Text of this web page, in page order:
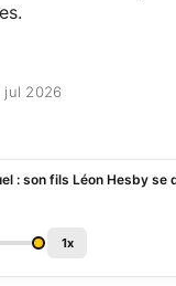
jul 2026
1x